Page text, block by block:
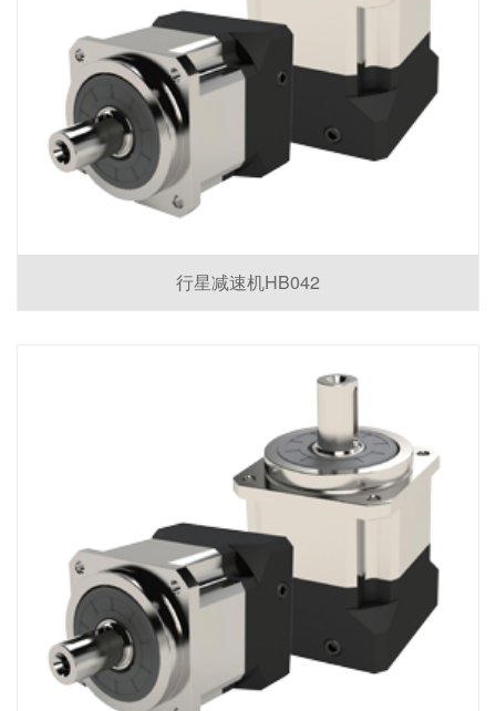
行星减速机HB042